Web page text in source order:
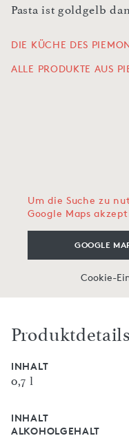
Pasta ist goldgelb
DIE KÜCHE DES
ALLE PRODUKTE AUS
Um die Suche zu
Google Maps
GOOGLE
Cookie-
Produktdetails
INHALT
0,7 l
INHALT
ALKOHOLGEHALT